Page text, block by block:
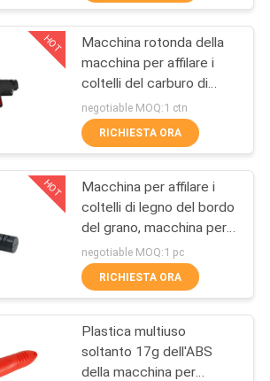
del
da cucina
55
per
i coltelli
21
HOT
Macchina rotonda della
macchina per affilare i
coltelli del carburo di
tungsteno per l'affilatura
dello strumento del
coltello
negotiable MOQ:1 ctn
RICHIESTA ORA
HOT
Macchina per affilare i
coltelli di legno del bordo
del grano, macchina per
affilare i coltelli tagliente
del lavoro ad alta
resistenza
negotiable MOQ:1 pc
RICHIESTA ORA
Plastica multiuso
soltanto 17g dell'ABS
della macchina per